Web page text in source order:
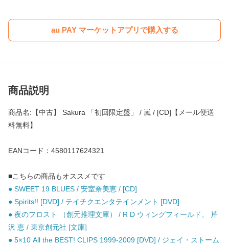
au PAY マーケットアプリで購入する
商品説明
商品名:【中古】 Sakura 「初回限定盤」 / 嵐 / [CD]【メール便送
料無料】
EANコード：4580117624321
■こちらの商品もオススメです
● SWEET 19 BLUES / 安室奈美恵 / [CD]
● Spirits!! [DVD] / テイチクエンタテインメント [DVD]
● 夜のフロスト （創元推理文庫） / R D ウィングフィールド、 芹
沢 恵 / 東京創元社 [文庫]
● 5×10 All the BEST! CLIPS 1999-2009 [DVD] / ジェイ・ストーム